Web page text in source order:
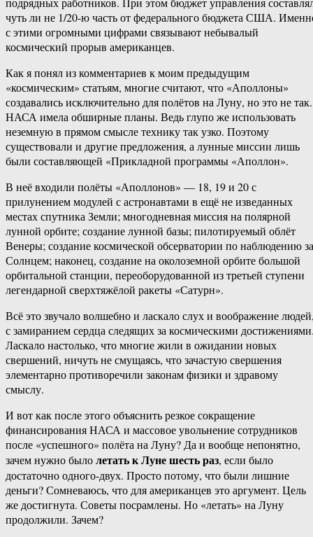
чуть ли не 1/20-ю часть от федерального бюджета США.
с этими огромными цифрами связывают небывалый
космический прорыв американцев.
Как я понял из комментариев к моим предыдущим
«космическим» статьям, многие считают, что «Аполлоны»
создавались исключительно для полётов на Луну, но это не так.
НАСА имела обширные планы. Ведь глупо же использовать
неземную в прямом смысле технику так узко. Поэтому
существовали и другие предложения, а лунные миссии лишь
были составляющей «Прикладной программы «Аполлон».
В неё входили полёты «Аполлонов» — 18, 19 и 20 с
прилунением модулей с астронавтами в ещё не изведанных
местах спутника Земли; многодневная миссия на полярной
лунной орбите; создание лунной базы; пилотируемый облёт
Венеры; создание космической обсерватории по наблюдению за
Солнцем; наконец, создание на околоземной орбите большой
орбитальной станции, переоборудованной из третьей ступени
легендарной сверхтяжёлой ракеты «Сатурн».
Всё это звучало волшебно и ласкало слух и воображение
с замиранием сердца следящих за космическими
Ласкало настолько, что многие жили в ожидании новых
свершений, ничуть не смущаясь, что зачастую свершения
элементарно противоречили законам физики и здравому
смыслу.
И вот как после этого объяснить резкое сокращение
финансирования НАСА и массовое увольнение сотрудников
после «успешного» полёта на Луну? Да и вообще непонятно,
зачем нужно былолетать к Луне шесть раз, если было
достаточно одного-двух. Просто потому, что были лишние
деньги? Сомневаюсь, что для американцев это аргумент. Цель
же достигнута. Советы посрамлены. Но «летать» на Луну
продолжили. Зачем?